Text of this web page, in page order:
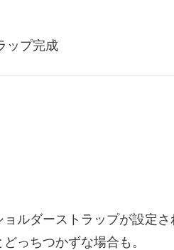
ップ完成
ルダーストラップが設定さ
っちつかずな場合も。